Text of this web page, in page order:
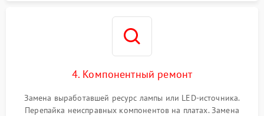
4. Компонентный ремонт
Замена выработавшей ресурс лампы или LED-источника.
Перепайка неисправных компонентов на платах. Замена